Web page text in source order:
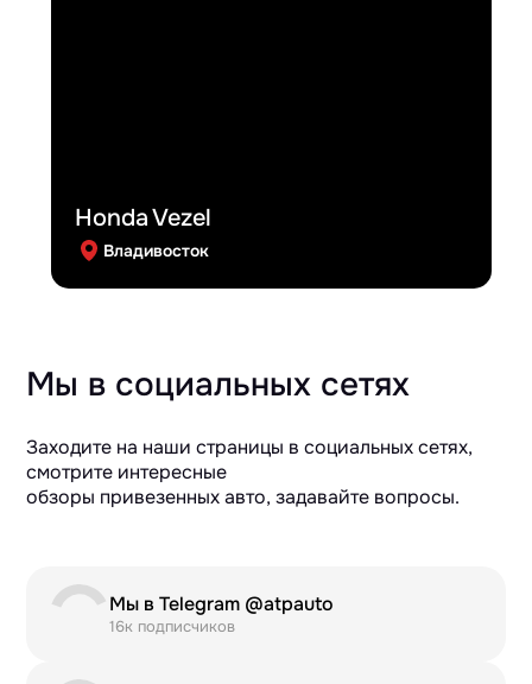
Honda Vezel
Владивосток
Мы в социальных сетях
Заходите на наши страницы в социальных сетях,
смотрите интересные
обзоры привезенных авто, задавайте вопросы.
Мы в Telegram @atpauto
16к подписчиков